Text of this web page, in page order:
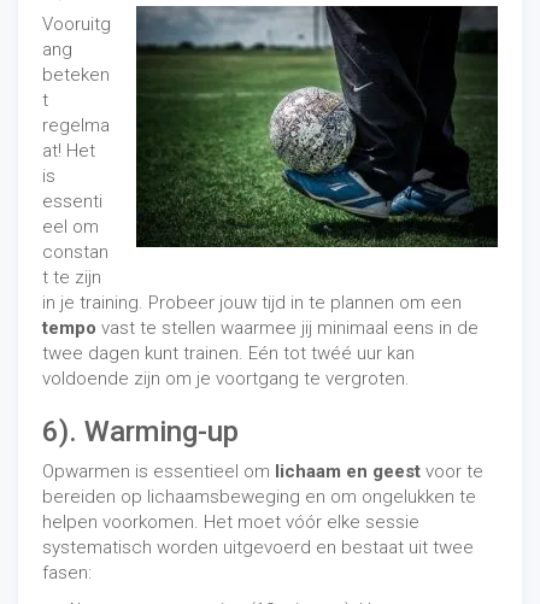
Vooruitg
ang
beteken
t
regelma
at! Het
is
essenti
eel om
constan
t te zijn
in je training. Probeer jouw tijd in te plannen om een ​​
tempo vast te stellen waarmee jij minimaal eens in de
twee dagen kunt trainen. Eén tot twéé uur kan
voldoende zijn om je voortgang te vergroten.
6). Warming-up
Opwarmen is essentieel om lichaam en geest voor te
bereiden op lichaamsbeweging en om ongelukken te
helpen voorkomen. Het moet vóór elke sessie
systematisch worden uitgevoerd en bestaat uit twee
fasen: